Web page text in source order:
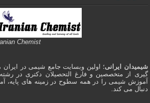
Chemist
شیمیدان ایرانی؛ اولین وبسایت جامع شیمی در
گیری از متخصصین و فارغ التحصیلان دکتری در
آموزش شیمی را در همه سطوح در زمینه های پایه،
دنبال می کند.